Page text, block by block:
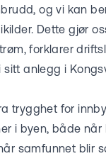
og vi kan
Dette gjør
forklarer
sitt anlegg i
trygghet for
i byen, både
samfunnet blir